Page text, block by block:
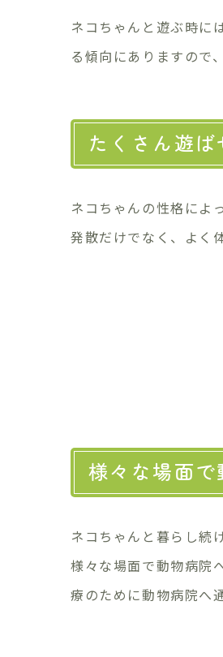
ネコちゃんと遊ぶ時に
る傾向にありますので
たくさん遊
ネコちゃんの性格によ
発散だけでなく、よく
様々な場面
ネコちゃんと暮らし続
様々な場面で動物病院
療のために動物病院へ